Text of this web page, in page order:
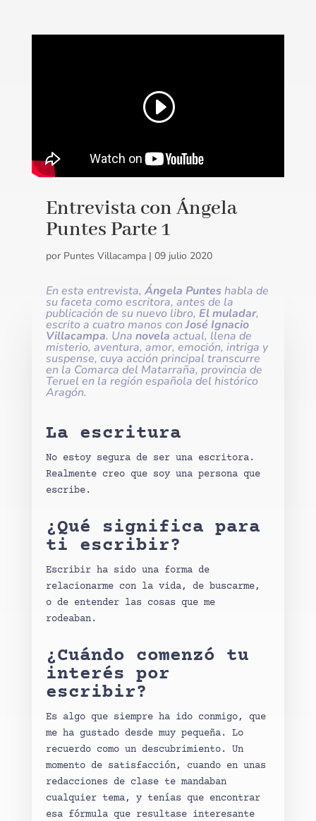
Entrevista con Ángela
Puntes Parte 1
por Puntes Villacampa| 09 julio 2020
En esta entrevista, Ángela Puntes habla de
su faceta como escritora, antes de la
publicación de sunuevo libro, El muladar,
escrito a cuatro manos conJosé Ignacio
Villacampa. Una novela actual, llena de
misterio, aventura, amor, emoción, intriga y
suspense, cuya acción principal transcurre
en la Comarca del Matarraña, provincia de
Teruel en la región española del histórico
Aragón.
La escritura
No estoy segura de ser una escritora.
Realmente creo que soy una persona que
escribe.
¿Qué significa para
ti escribir?
Escribir ha sido una forma de
relacionarme con la vida, de buscarme,
o de entender las cosas que me
rodeaban.
¿Cuándo comenzó tu
interés por
escribir?
Es algo que siempre ha ido conmigo, que
me ha gustado desde muy pequeña. Lo
recuerdo como un descubrimiento. Un
momento de satisfacción, cuando en unas
redacciones de clase te mandaban
cualquier tema, y tenías que encontrar
esa fórmula que resultase interesante